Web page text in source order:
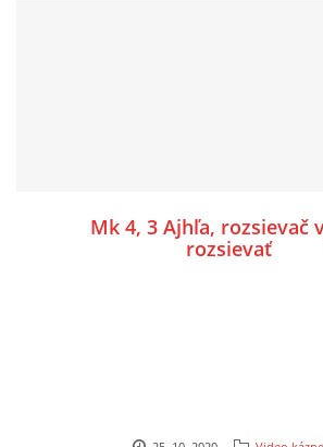
Mk 4, 3 Ajhľa, rozsievač
rozsievať